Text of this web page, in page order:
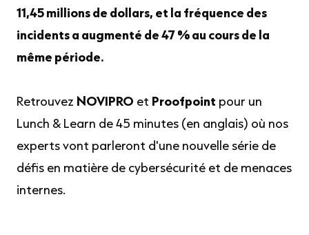
11,45 millions de dollars, et la fréquence des
incidents a augmenté de 47 % au cours de la
même période.
Retrouvez NOVIPRO et Proofpoint pour un
Lunch & Learn de 45 minutes (en anglais) où nos
experts vont parleront d'une nouvelle série de
défis en matière de cybersécurité et de menaces
internes.